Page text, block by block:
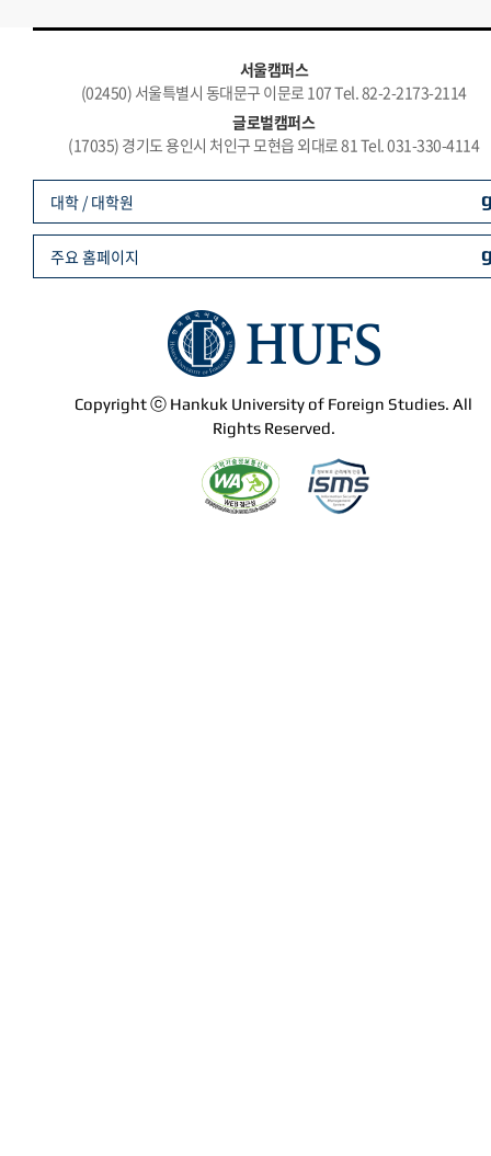
서울캠퍼스
(02450) 서울특별시 동대문구 이문로 107 Tel. 82-2-2173-2114
글로벌캠퍼스
(17035) 경기도 용인시 처인구 모현읍 외대로 81 Tel. 031-330-4114
Copyright ⓒ Hankuk University of Foreign Studies. All
Rights Reserved.
대학 / 대학원
주요 홈페이지